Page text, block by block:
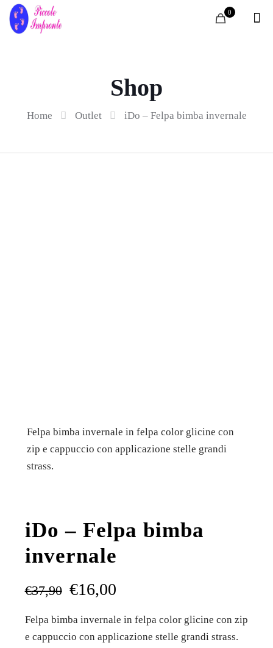
0
Shop
Home Outlet iDo – Felpa bimba invernale
Felpa bimba invernale in felpa color glicine con
zip e cappuccio con applicazione stelle grandi
strass.
iDo – Felpa bimba
invernale
€37,90 €16,00
Felpa bimba invernale in felpa color glicine con zip
e cappuccio con applicazione stelle grandi strass.